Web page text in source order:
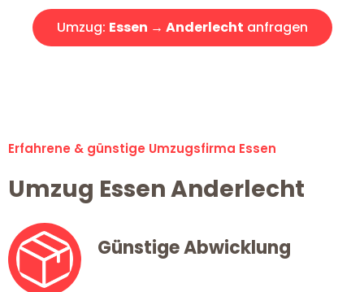
Umzug: Essen → Anderlecht anfragen
Erfahrene & günstige Umzugsfirma Essen
Umzug Essen Anderlecht
Günstige Abwicklung